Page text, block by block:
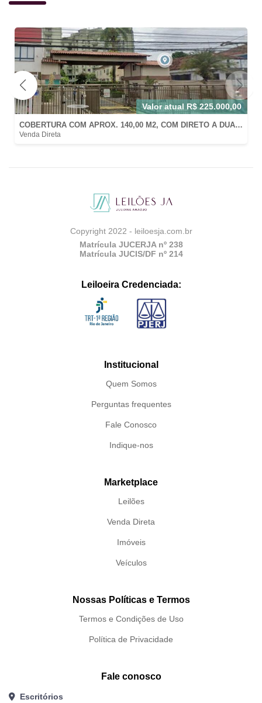
Avaliado emR$ 1.880.000,00
CASA ESPETACULAR EM SECRETÁRIO, PETRÓPOLIS/RJ COM AT: 800M2 E AC: 220M2 EM CONDOMÍNIO FECHADO
Copyright 2022 - leiloesja.com.br
Matrícula JUCERJA nº 238
Matrícula JUCIS/DF nº 214
Leiloeira Credenciada:
Institucional
Quem Somos
Perguntas frequentes
Fale Conosco
Indique-nos
Marketplace
Leilões
Venda Direta
Imóveis
Veículos
Nossas Políticas e Termos
Termos e Condições de Uso
Política de Privacidade
Fale conosco
Escritórios